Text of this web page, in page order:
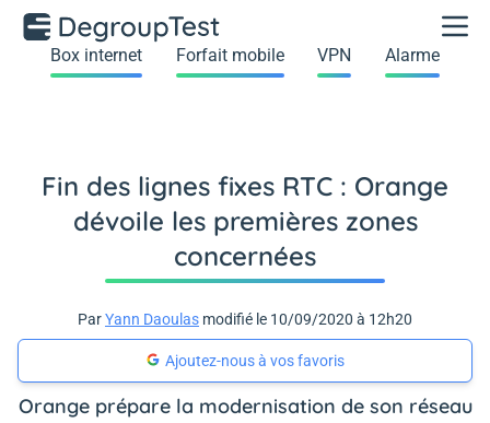
Box internet Forfait mobile VPN Alarme
Fin des lignes fixes RTC : Orange
dévoile les premières zones
concernées
ParYann Daoulas modifié le 10/09/2020 à 12h20
Ajoutez-nous à vos favoris
Orange prépare la modernisation de son réseau